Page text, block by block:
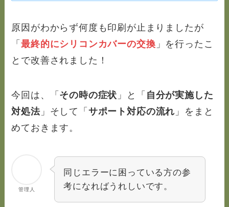
原因がわからず何度も印刷が止まりましたが
「最終的にシリコンカバーの交換 」を行ったこ
とで改善されました！
今回は、「 その時の症状 」と「 自分が実施した
対処法」そして「 サポート対応の流れ 」をまと
めておきます。
管理人
同じエラーに困っている方の参
考になればうれしいです。